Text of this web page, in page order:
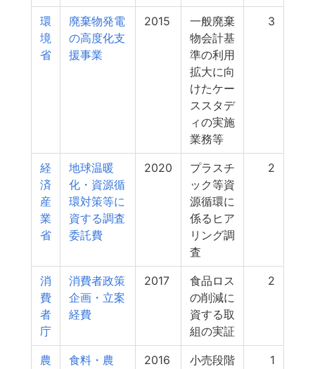
環
境
省
廃棄物発電
の高度化支
援事業
2015
一般廃棄
物会計基
準の利用
拡大に向
けたケー
ススタデ
ィの実施
業務等
3
経
済
産
業
省
地球温暖
化・資源循
環対策等に
資する調査
委託費
2020
プラスチ
ック等資
源循環に
係るヒア
リング調
査
2
消
費
者
庁
消費者政策
企画・立案
経費
2017
食品ロス
の削減に
資する取
組の実証
2
農
食料・農
2016
小売段階
1